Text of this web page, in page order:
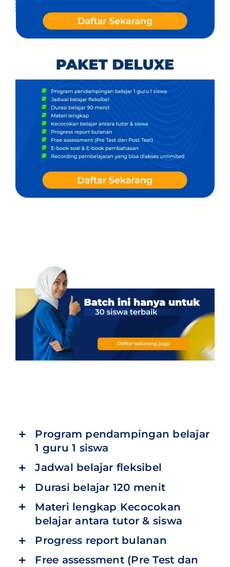
Program pendampingan belajar
1 guru 1 siswa
Jadwal belajar fleksibel
Durasi belajar 120 menit
Materi lengkap Kecocokan
belajar antara tutor & siswa
Progress report bulanan
Free assessment (Pre Test dan